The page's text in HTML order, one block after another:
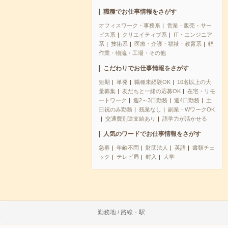
職種でお仕事情報をさがす
オフィスワーク・事務系
営業・販売・サー
ビス系
クリエイティブ系
IT・エンジニア
系
技術系 医療・介護・福祉・教育系
軽
作業・物流・工場・その他
こだわりでお仕事情報をさがす
短期 単発 職種未経験OK
10名以上の大
量募集
友だちと一緒の応募OK
在宅・リモ
ートワーク
週2～3日勤務 週4日勤務
土
日祝のみ勤務
残業なし
副業・WワークOK
交通費別途支給あり
語学力が活かせる
人気のワードでお仕事情報をさがす
急募 年齢不問 財団法人 英語
書類チェ
ック
テレビ局 封入 大学
勤務地 / 路線・駅